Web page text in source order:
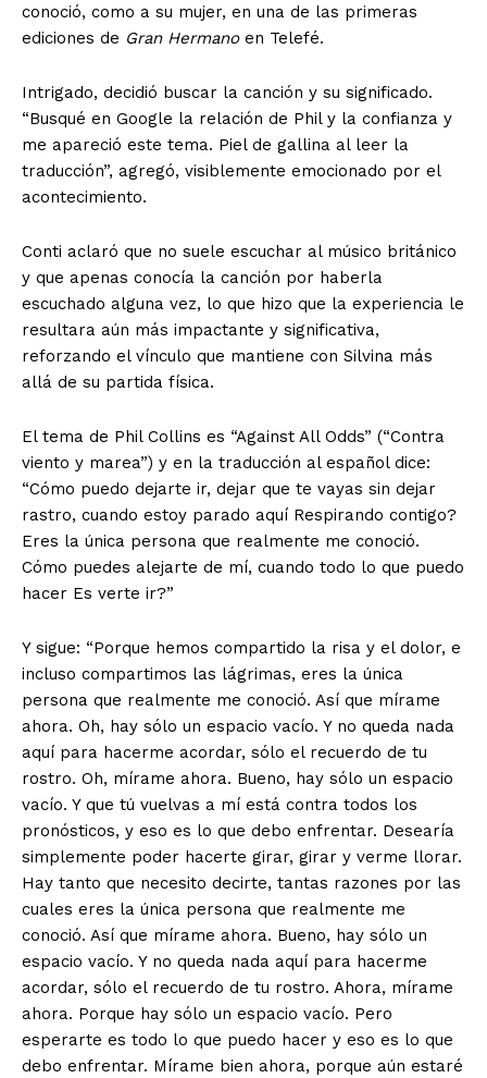
conoció, como a su mujer, en una de las primeras
ediciones de Gran Hermanoen Telefé.
Intrigado, decidió buscar la canción y su significado.
“Busqué en Google la relación de Phil y la confianza y
me apareció este tema. Piel de gallina al leer la
traducción”, agregó, visiblemente emocionado por el
acontecimiento.
Conti aclaró que no suele escuchar al músico británico
y que apenas conocía la canción por haberla
escuchado alguna vez, lo que hizo que la experiencia le
resultara aún más impactante y significativa,
reforzando el vínculo que mantiene con Silvina más
allá de su partida física.
El tema de Phil Collins es “Against All Odds” (“Contra
viento y marea”) y en la traducción al español dice:
“Cómo puedo dejarte ir, dejar que te vayas sin dejar
rastro, cuando estoy parado aquí Respirando contigo?
Eres la única persona que realmente me conoció.
Cómo puedes alejarte de mí, cuando todo lo que puedo
hacer Es verte ir?”
Y sigue: “Porque hemos compartido la risa y el dolor, e
incluso compartimos las lágrimas, eres la única
persona que realmente me conoció. Así que mírame
ahora. Oh, hay sólo un espacio vacío. Y no queda nada
aquí para hacerme acordar, sólo el recuerdo de tu
rostro. Oh, mírame ahora. Bueno, hay sólo un espacio
vacío. Y que tú vuelvas a mí está contra todos los
pronósticos, y eso es lo que debo enfrentar. Desearía
simplemente poder hacerte girar, girar y verme llorar.
Hay tanto que necesito decirte, tantas razones por las
cuales eres la única persona que realmente me
conoció. Así que mírame ahora. Bueno, hay sólo un
espacio vacío. Y no queda nada aquí para hacerme
acordar, sólo el recuerdo de tu rostro. Ahora, mírame
ahora. Porque hay sólo un espacio vacío. Pero
esperarte es todo lo que puedo hacer y eso es lo que
debo enfrentar. Mírame bien ahora, porque aún estaré